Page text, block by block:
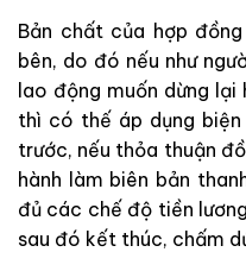
Bản chất của hợp
bên, do đó nếu như
lao động muốn dừng
thì có thế áp dụng
trước, nếu thỏa thuận
hành làm biên bản
đủ các chế độ tiền
sau đó kết thúc, chấm